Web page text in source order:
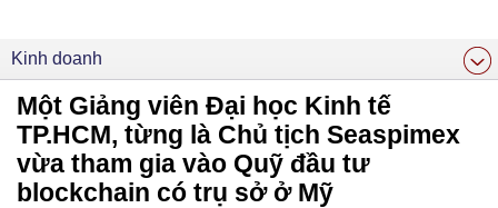
Kinh doanh
Một Giảng viên Đại học Kinh tế
TP.HCM, từng là Chủ tịch Seaspimex
vừa tham gia vào Quỹ đầu tư
blockchain có trụ sở ở Mỹ